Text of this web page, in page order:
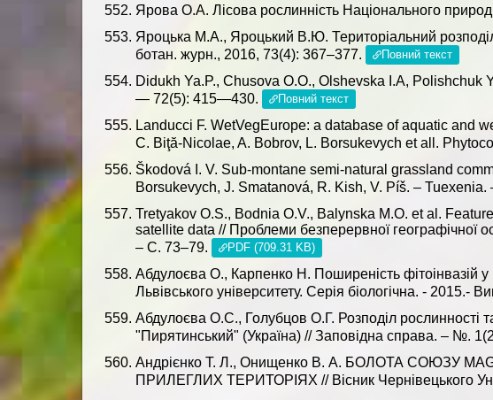
Ярова О.А. Лісова рослинність Національного
Яроцька М.А., Яроцький В.Ю. Територіальний
ботан. журн., 2016, 73(4): 367–377.
Повний текст
Didukh Ya.P., Chusova O.O., Olshevska I.A,
— 72(5): 415—430.
Повний текст
Landucci F. WetVegEurope: a database of aquatic and
C. Biţă-Nicolae, A. Bobrov, L. Borsukevych et all.
Škodová I. V. Sub-montane semi-natural grassland
Borsukevych, J. Smatanová, R. Kish, V. Píš. – Tuexenia.
Tretyakov O.S., Bodnia O.V., Balynska M.O. et al.
satellite data // Проблеми безперервної географічної
– С. 73–79.
PDF (709.31 KB)
Абдулоєва О., Карпенко Н. Поширеність фітоінвазій
Львівського університету. Серія біологічна. - 2015.-
Абдулоєва О.С., Голубцов О.Г. Розподіл рослинності
"Пирятинський" (Україна) // Заповідна справа. – №.
Андрієнко Т. Л., Онищенко В. А. БОЛОТА СОЮЗУ
ПРИЛЕГЛИХ ТЕРИТОРІЯХ // Вісник Чернівецького